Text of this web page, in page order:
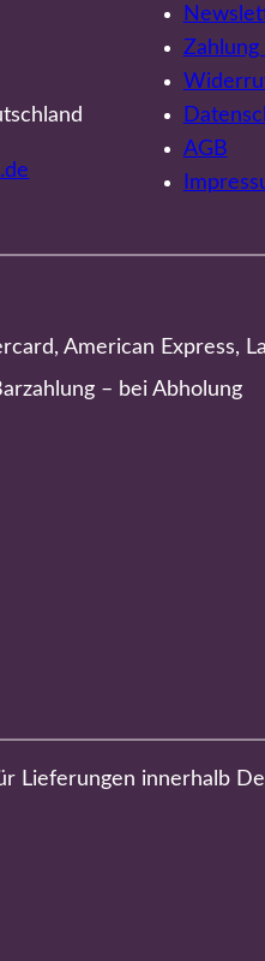
Zahlung
AGB
American Express,
– bei Abholung
Lieferungen innerhalb